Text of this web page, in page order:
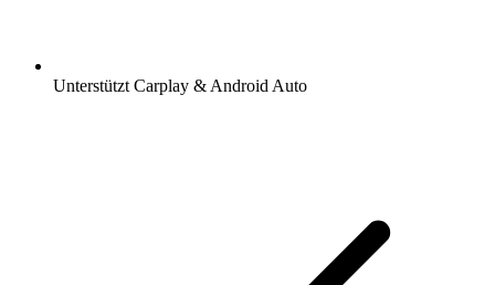
Unterstützt Carplay & Android Auto